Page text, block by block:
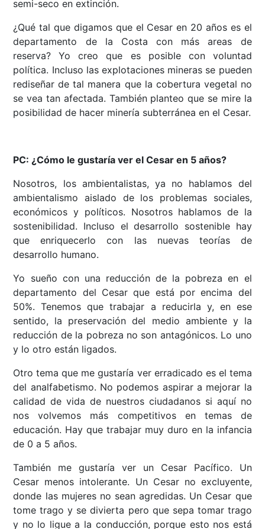
semi-seco en extinción.
¿Qué tal que digamos que el Cesar en 20 años es el
departamento de la Costa con más areas de
reserva? Yo creo que es posible con voluntad
política. Incluso las explotaciones mineras se pueden
rediseñar de tal manera que la cobertura vegetal no
se vea tan afectada. También planteo que se mire la
posibilidad de hacer minería subterránea en el Cesar.
PC: ¿Cómo le gustaría ver el Cesar en 5 años?
Nosotros, los ambientalistas, ya no hablamos del
ambientalismo aislado de los problemas sociales,
económicos y políticos. Nosotros hablamos de la
sostenibilidad. Incluso el desarrollo sostenible hay
que enriquecerlo con las nuevas teorías de
desarrollo humano.
Yo sueño con una reducción de la pobreza en el
departamento del Cesar que está por encima del
50%. Tenemos que trabajar a reducirla y, en ese
sentido, la preservación del medio ambiente y la
reducción de la pobreza no son antagónicos. Lo uno
y lo otro están ligados.
Otro tema que me gustaría ver erradicado es el tema
del analfabetismo. No podemos aspirar a mejorar la
calidad de vida de nuestros ciudadanos si aquí no
nos volvemos más competitivos en temas de
educación. Hay que trabajar muy duro en la infancia
de 0 a 5 años.
También me gustaría ver un Cesar Pacífico. Un
Cesar menos intolerante. Un Cesar no excluyente,
donde las mujeres no sean agredidas. Un Cesar que
tome trago y se divierta pero que sepa tomar trago
y no lo ligue a la conducción, porque esto nos está